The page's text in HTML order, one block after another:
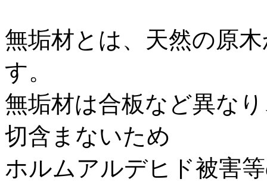
無垢材とは、天然の原
す。
無垢材は合板など異な
切含まないため
ホルムアルデヒド被害